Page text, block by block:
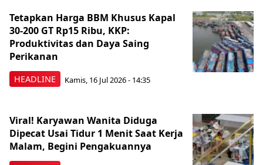
HEADLINE
Tetapkan Harga BBM Khusus Kapal
30-200 GT Rp15 Ribu, KKP:
Produktivitas dan Daya Saing
Perikanan
Kamis, 16 Jul 2026 - 14:35
Viral! Karyawan Wanita Diduga
Dipecat Usai Tidur 1 Menit Saat Kerja
Malam, Begini Pengakuannya